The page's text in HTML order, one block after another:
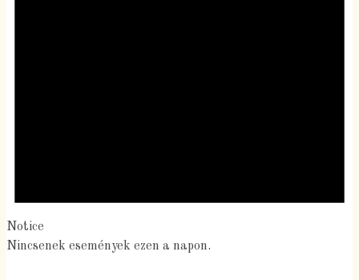
Notice
Nincsenek események ezen a napon.